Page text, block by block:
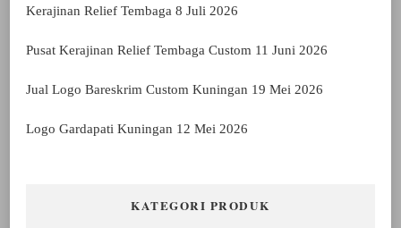
Kerajinan Relief Tembaga 8 Juli 2026
Pusat Kerajinan Relief Tembaga Custom 11 Juni 2026
Jual Logo Bareskrim Custom Kuningan 19 Mei 2026
Logo Gardapati Kuningan 12 Mei 2026
KATEGORI PRODUK